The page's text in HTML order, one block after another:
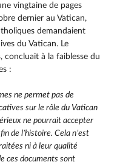
vingtaine de pages
dernier au Vatican,
demandaient
du Vatican. Le
à la faiblesse du
:
ne permet pas de
sur le rôle du Vatican
ne pourrait accepter
de l’histoire. Cela n’est
ni à leur qualité
ces documents sont